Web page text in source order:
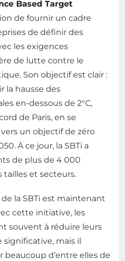
Based Target
de fournir un cadre
de définir des
les exigences
de lutte contre le
Son objectif est clair :
la hausse des
en-dessous de 2°C,
de Paris, en se
un objectif de zéro
À ce jour, la SBTi a
de plus de 4 000
tailles et secteurs.
la SBTi est maintenant
cette initiative, les
souvent à réduire leurs
mais il
d’entre elles de